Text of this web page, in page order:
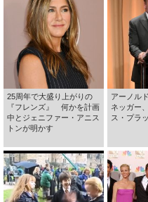
25周年で大盛り上がりの
『フレンズ』 何かを計画
中とジェニファー・アニス
トンが明かす
アーノル
ネッガー
ス・プラ